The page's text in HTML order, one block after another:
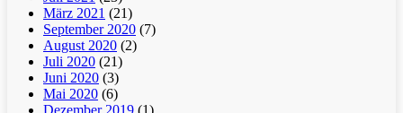
März 2021 (21)
September 2020 (7)
August 2020 (2)
Juli 2020 (21)
Juni 2020 (3)
Mai 2020 (6)